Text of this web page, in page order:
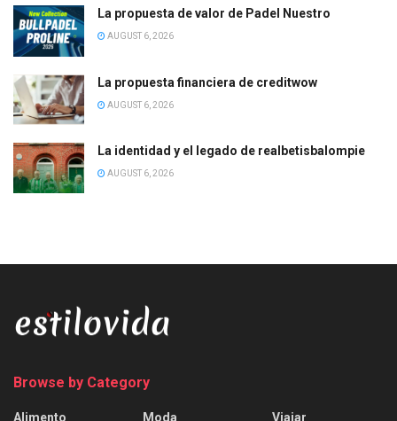
La propuesta de valor de Padel Nuestro
AUGUST 6, 2026
La propuesta financiera de creditwow
AUGUST 6, 2026
La identidad y el legado de realbetisbalompie
AUGUST 6, 2026
Browse by Category
Alimento Moda Viajar